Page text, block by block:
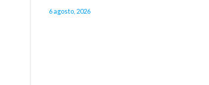
6 agosto, 2026